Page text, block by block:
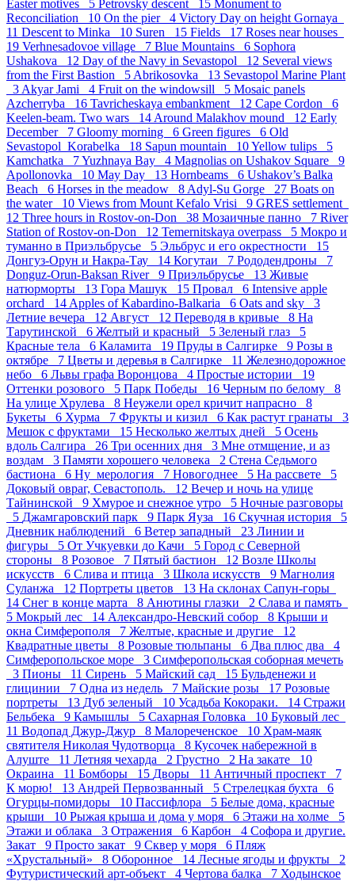
Easter motives 5 Petrovsky descent 15 Monument to
Reconciliation 10 On the pier 4 Victory Day on height Gornaya
11 Descent to Minka 10 Suren 15 Fields 17 Roses near houses
19 Verhnesadovoe village 7 Blue Mountains 6 Sophora
Ushakova 12 Day of the Navy in Sevastopol 12 Several views
from the First Bastion 5 Abrikosovka 13 Sevastopol Marine Plant
3 Akyar Jami 4 Fruit on the windowsill 5 Mosaic panels
Azcherryba 16 Tavricheskaya embankment 12 Cape Cordon 6
Keelen-beam. Two wars 14 Around Malakhov mound 12 Early
December 7 Gloomy morning 6 Green figures 6 Old
Sevastopol_Korabelka 18 Sapun mountain 10Yellow tulips 5
Kamchatka 7Yuzhnaya Bay 4 Magnolias on Ushakov Square 9
Apollonovka 10 May Day 13 Hornbeams 6 Ushakov’s Balka
Beach 6 Horses in the meadow 8 Adyl-Su Gorge 27 Boats on
the water 10 Views from Mount Kefalo Vrisi 9 GRES settlement
12 Three hours in Rostov-on-Don 38 Мозаичные панно 7 River
Station of Rostov-on-Don 12 Temernitskaya overpass 5 Мокро и
туманно в Приэльбрусье 5 Эльбрус и его окрестности 15
Донгуз-Орун и Накра-Тау 14 Когутаи 7 Рододендроны 7
Donguz-Orun-Baksan River 9 Приэльбрусье 13 Живые
натюрморты 13 Гора Машук 15 Провал 6 Intensive apple
orchard 14 Apples of Kabardino-Balkaria 6 Oats and sky 3
Летние вечера 12 Август 12 Переводя в кривые 8 На
Тарутинской 6 Желтый и красный 5 Зеленый глаз 5
Красные тела 6 Каламита 19 Пруды в Салгирке 9 Розы в
октябре 7 Цветы и деревья в Салгирке 11 Железнодорожное
небо 6 Львы графа Воронцова 4 Простые истории 19
Оттенки розового 5 Парк Победы 16 Черным по белому 8
На улице Хрулева 8 Неужели орел кричит напрасно 8
Букеты 6 Хурма 7 Фрукты и кизил 6 Как растут гранаты 3
Мешок с фруктами 15 Несколько желтых дней 5 Осень
вдоль Салгира 26 Три осенних дня 3 Мне отмщение, и аз
воздам 3 Памяти хорошего человека 2 Стена Седьмого
бастиона 6 Ну_мерология 7 Новогоднее 5 На рассвете 5
Доковый овраг, Севастополь. 12 Вечер и ночь на улице
Тайнинской 9 Хмурое и снежное утро 5 Ночные разговоры
5 Джамгаровский парк 9 Парк Яуза 16 Скучная история 5
Дневник наблюдений 6 Ветер западный 23 Линии и
фигуры 5 От Учкуевки до Качи 5 Город с Северной
стороны 8 Розовое 7 Пятый бастион 12 Возле Школы
искусств 6 Слива и птица 3 Школа искусств 9 Магнолия
Суланжа 12 Портреты цветов 13 На склонах Сапун-горы
14 Снег в конце марта 8 Анютины глазки 2 Слава и память
5 Мокрый лес 14 Александро-Невский собор 8 Крыши и
окна Симферополя 7 Желтые, красные и другие 12
Квадратные цветы 8 Розовые тюльпаны 6 Два плюс два 4
Симферопольское море 3 Симферопольская соборная мечеть
3 Пионы 11 Сирень 5 Майский сад 15 Бульденежи и
глицинии 7 Одна из недель 7 Майские розы 17 Розовые
портреты 13 Дуб зеленый 10 Усадьба Кокораки. 14 Стражи
Бельбека 9 Камышлы 5 Сахарная Головка 10 Буковый лес
11 Водопад Джур-Джур 8 Малореченское 10 Храм-маяк
святителя Николая Чудотворца 8 Кусочек набережной в
Алуште 11 Летняя чехарда 2 Грустно 2 На закате 10
Окраина 11 Бомборы 15 Дворы 11 Античный проспект 7
К морю! 13 Андрей Первозванный 5 Стрелецкая бухта 6
Огурцы-помидоры 10 Пасcифлора 5 Белые дома, красные
крыши 10 Рыжая крыша и дома у моря 6 Этажи на холме 5
Этажи и облака 3 Отражения 6 Карбон 4 Софора и другие.
Закат 9 Просто закат 9 Сквер у моря 6 Пляж
«Хрустальный» 8 Оборонное 14 Лесные ягоды и фрукты 2
Футуристический арт-объект 4 Чертова балка 7 Ходынское